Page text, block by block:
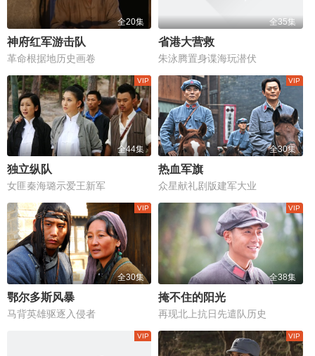
全20集
神府红军游击队
革命根据地历史画卷
全35集
省港大营救
朱泳腾置身谍海玩潜伏
全44集
独立纵队
女匪秦海璐示爱王新军
全30集
热血军旗
众星献礼剧版建军大业
全30集
鄂尔多斯风暴
马背英雄驱逐入侵者
全38集
掩不住的阳光
再现北上抗日先遣队历史